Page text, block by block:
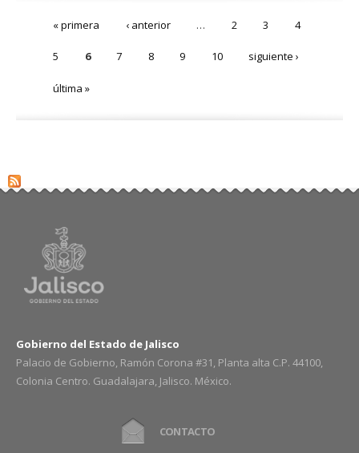
« primera ‹ anterior … 2 3 4
5 6 7 8 9 10 siguiente ›
última »
Gobierno del Estado de Jalisco
Palacio de Gobierno, Ramón Corona #31, Planta alta C.P. 44100,
Colonia Centro. Guadalajara, Jalisco. México.
CONTACTO